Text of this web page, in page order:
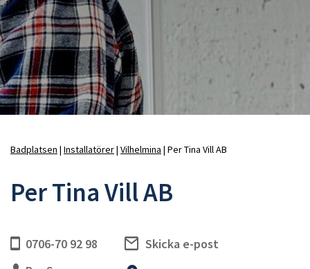
Badplatsen Installatörer Vilhelmina Per Tina Vill AB
Per Tina Vill AB
0706-70 92 98
Skicka e-post